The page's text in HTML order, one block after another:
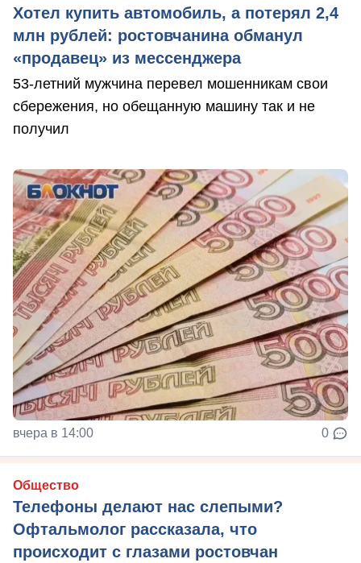
Хотел купить автомобиль, а потерял 2,4
млн рублей: ростовчанина обманул
«продавец» из мессенджера
53-летний мужчина перевел мошенникам свои
сбережения, но обещанную машину так и не
получил
вчера в 14:00 0
Общество
Телефоны делают нас слепыми?
Офтальмолог рассказала, что
происходит с глазами ростовчан